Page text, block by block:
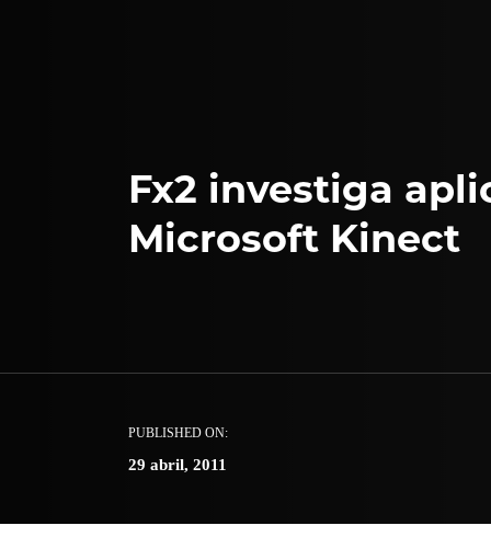
Fx2 investiga
Microsoft Kinect
PUBLISHED ON:
29 abril, 2011